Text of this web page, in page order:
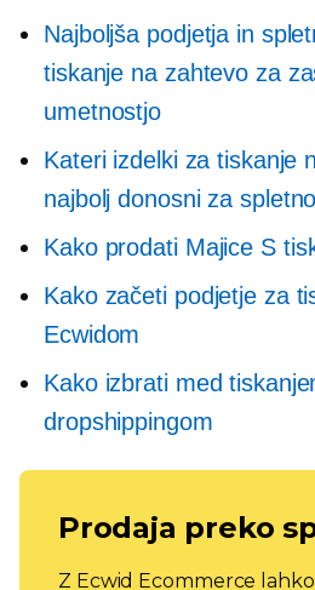
Najboljša podjetja in
tiskanje na zahtevo za
umetnostjo
Kateri izdelki za tiskanje
najbolj donosni za
Kako prodati Majice S
Kako začeti podjetje za
Ecwidom
Kako izbrati med
dropshippingom
Prodaja preko
Z Ecwid Ecommerce